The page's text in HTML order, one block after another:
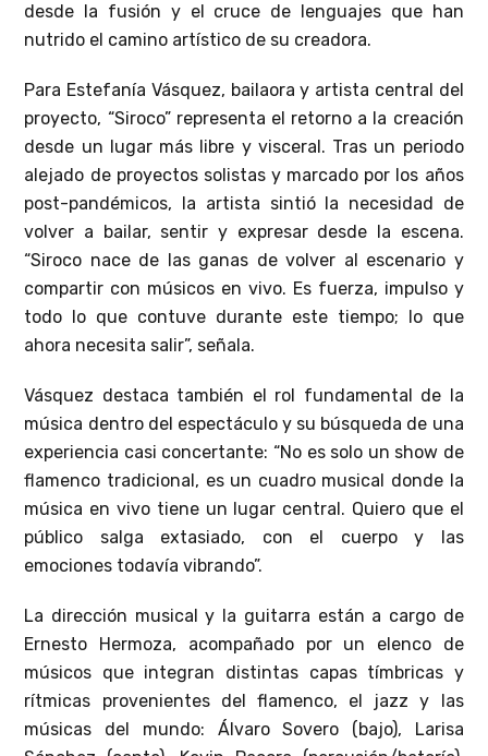
desde la fusión y el cruce de lenguajes que han
nutrido el camino artístico de su creadora.
Para Estefanía Vásquez, bailaora y artista central del
proyecto, “Siroco” representa el retorno a la creación
desde un lugar más libre y visceral. Tras un periodo
alejado de proyectos solistas y marcado por los años
post-pandémicos, la artista sintió la necesidad de
volver a bailar, sentir y expresar desde la escena.
“Siroco nace de las ganas de volver al escenario y
compartir con músicos en vivo. Es fuerza, impulso y
todo lo que contuve durante este tiempo; lo que
ahora necesita salir”, señala.
Vásquez destaca también el rol fundamental de la
música dentro del espectáculo y su búsqueda de una
experiencia casi concertante: “No es solo un show de
flamenco tradicional, es un cuadro musical donde la
música en vivo tiene un lugar central. Quiero que el
público salga extasiado, con el cuerpo y las
emociones todavía vibrando”.
La dirección musical y la guitarra están a cargo de
Ernesto Hermoza, acompañado por un elenco de
músicos que integran distintas capas tímbricas y
rítmicas provenientes del flamenco, el jazz y las
músicas del mundo: Álvaro Sovero (bajo), Larisa